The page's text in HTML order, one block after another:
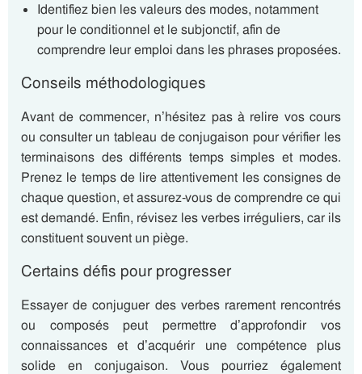
Identifiez bien les valeurs des modes, notamment
pour le conditionnel et le subjonctif, afin de
comprendre leur emploi dans les phrases proposées.
Conseils méthodologiques
Avant de commencer, n’hésitez pas à relire vos cours
ou consulter un tableau de conjugaison pour vérifier les
terminaisons des différents temps simples et modes.
Prenez le temps de lire attentivement les consignes de
chaque question, et assurez-vous de comprendre ce qui
est demandé. Enfin, révisez les verbes irréguliers, car ils
constituent souvent un piège.
Certains défis pour progresser
Essayer de conjuguer des verbes rarement rencontrés
ou composés peut permettre d’approfondir vos
connaissances et d’acquérir une compétence plus
solide en conjugaison. Vous pourriez également